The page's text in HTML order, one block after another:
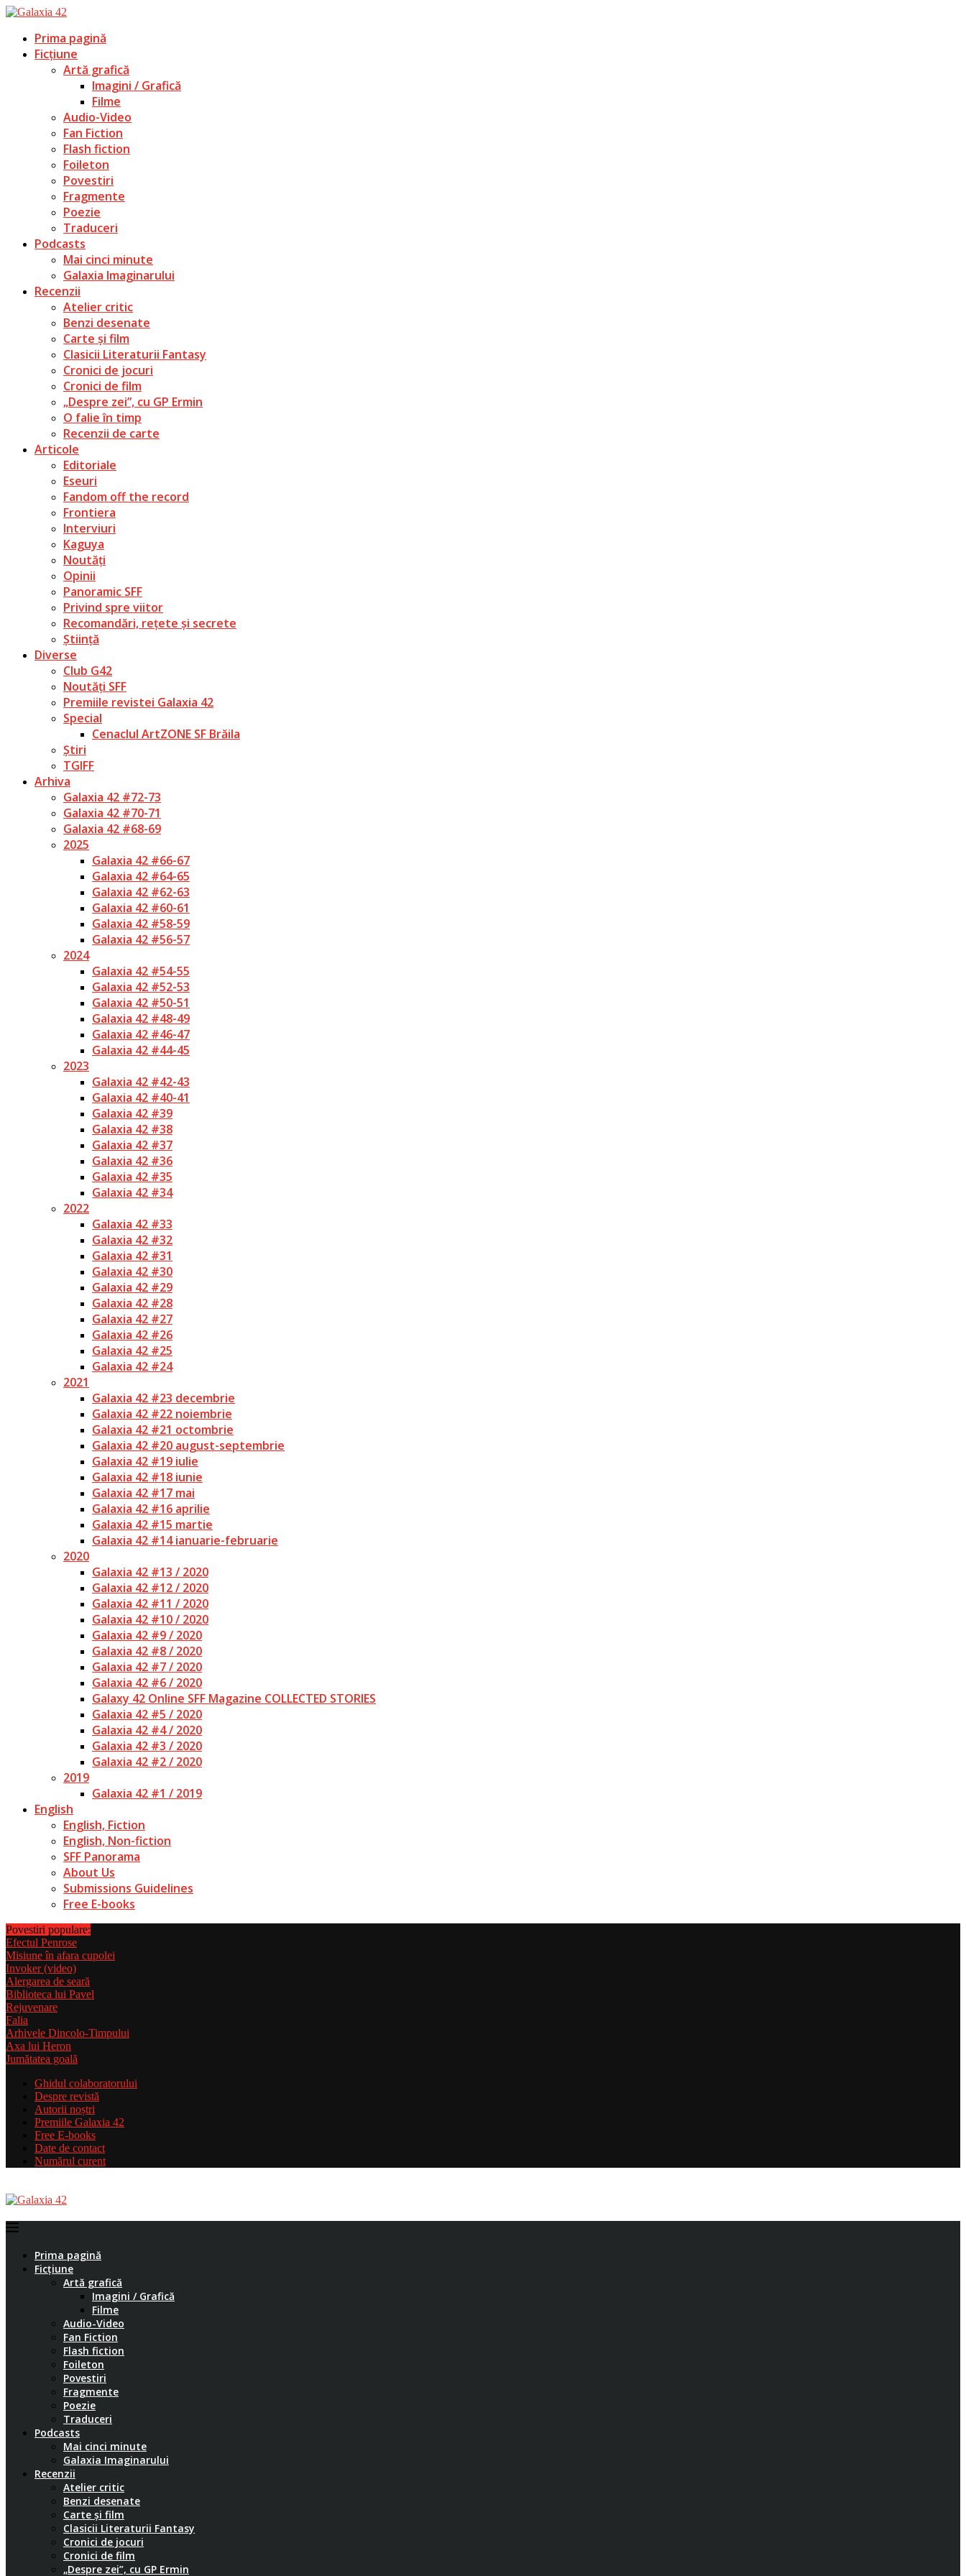
Prima pagină
Ficțiune
Artă grafică
Imagini / Grafică
Filme
Audio-Video
Fan Fiction
Flash fiction
Foileton
Povestiri
Fragmente
Poezie
Traduceri
Podcasts
Mai cinci minute
Galaxia Imaginarului
Recenzii
Atelier critic
Benzi desenate
Carte și film
Clasicii Literaturii Fantasy
Cronici de jocuri
Cronici de film
„Despre zei”, cu GP Ermin
O falie în timp
Recenzii de carte
Articole
Editoriale
Eseuri
Fandom off the record
Frontiera
Interviuri
Kaguya
Noutăți
Opinii
Panoramic SFF
Privind spre viitor
Recomandări, rețete și secrete
Știință
Diverse
Club G42
Noutăți SFF
Premiile revistei Galaxia 42
Special
Cenaclul ArtZONE SF Brăila
Știri
TGIFF
Arhiva
Galaxia 42 #72-73
Galaxia 42 #70-71
Galaxia 42 #68-69
2025
Galaxia 42 #66-67
Galaxia 42 #64-65
Galaxia 42 #62-63
Galaxia 42 #60-61
Galaxia 42 #58-59
Galaxia 42 #56-57
2024
Galaxia 42 #54-55
Galaxia 42 #52-53
Galaxia 42 #50-51
Galaxia 42 #48-49
Galaxia 42 #46-47
Galaxia 42 #44-45
2023
Galaxia 42 #42-43
Galaxia 42 #40-41
Galaxia 42 #39
Galaxia 42 #38
Galaxia 42 #37
Galaxia 42 #36
Galaxia 42 #35
Galaxia 42 #34
2022
Galaxia 42 #33
Galaxia 42 #32
Galaxia 42 #31
Galaxia 42 #30
Galaxia 42 #29
Galaxia 42 #28
Galaxia 42 #27
Galaxia 42 #26
Galaxia 42 #25
Galaxia 42 #24
2021
Galaxia 42 #23 decembrie
Galaxia 42 #22 noiembrie
Galaxia 42 #21 octombrie
Galaxia 42 #20 august-septembrie
Galaxia 42 #19 iulie
Galaxia 42 #18 iunie
Galaxia 42 #17 mai
Galaxia 42 #16 aprilie
Galaxia 42 #15 martie
Galaxia 42 #14 ianuarie-februarie
2020
Galaxia 42 #13 / 2020
Galaxia 42 #12 / 2020
Galaxia 42 #11 / 2020
Galaxia 42 #10 / 2020
Galaxia 42 #9 / 2020
Galaxia 42 #8 / 2020
Galaxia 42 #7 / 2020
Galaxia 42 #6 / 2020
Galaxy 42 Online SFF Magazine COLLECTED STORIES
Galaxia 42 #5 / 2020
Galaxia 42 #4 / 2020
Galaxia 42 #3 / 2020
Galaxia 42 #2 / 2020
2019
Galaxia 42 #1 / 2019
English
English, Fiction
English, Non-fiction
SFF Panorama
About Us
Submissions Guidelines
Free E-books
Povestiri populare:
Efectul Penrose
Misiune în afara cupolei
Invoker (video)
Alergarea de seară
Biblioteca lui Pavel
Rejuvenare
Falia
Arhivele Dincolo-Timpului
Axa lui Heron
Jumătatea goală
Ghidul colaboratorului
Despre revistă
Autorii noștri
Premiile Galaxia 42
Free E-books
Date de contact
Numărul curent
Prima pagină
Ficțiune
Artă grafică
Imagini / Grafică
Filme
Audio-Video
Fan Fiction
Flash fiction
Foileton
Povestiri
Fragmente
Poezie
Traduceri
Podcasts
Mai cinci minute
Galaxia Imaginarului
Recenzii
Atelier critic
Benzi desenate
Carte și film
Clasicii Literaturii Fantasy
Cronici de jocuri
Cronici de film
„Despre zei”, cu GP Ermin